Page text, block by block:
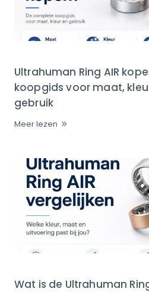
Ultrahuman Ring AIR
koopgids voor maat,
gebruik
Meer lezen
Wat is de Ultrahuman